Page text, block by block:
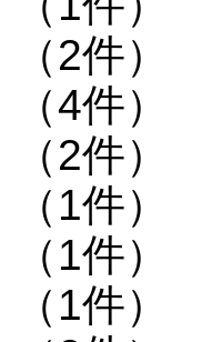
（2件）
（4件）
（2件）
（1件）
（1件）
（1件）